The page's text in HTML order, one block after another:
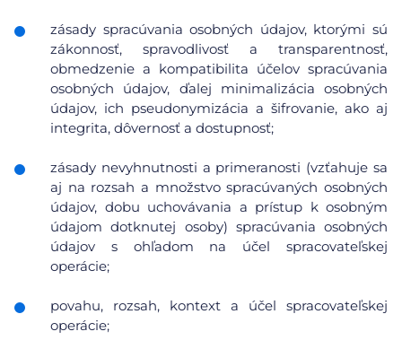
zásady spracúvania osobných údajov, ktorými sú
zákonnosť, spravodlivosť a transparentnosť,
obmedzenie a kompatibilita účelov spracúvania
osobných údajov, ďalej minimalizácia osobných
údajov, ich pseudonymizácia a šifrovanie, ako aj
integrita, dôvernosť a dostupnosť;
zásady nevyhnutnosti a primeranosti (vzťahuje sa
aj na rozsah a množstvo spracúvaných osobných
údajov, dobu uchovávania a prístup k osobným
údajom dotknutej osoby) spracúvania osobných
údajov s ohľadom na účel spracovateľskej
operácie;
povahu, rozsah, kontext a účel spracovateľskej
operácie;